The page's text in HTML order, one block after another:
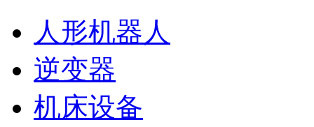
人形机器人
逆变器
机床设备